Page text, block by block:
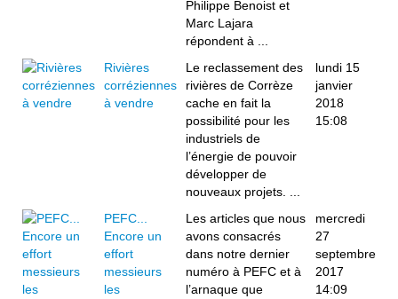
Philippe Benoist et
Marc Lajara
répondent à ...
Rivières
corréziennes
à vendre
Le reclassement des
rivières de Corrèze
cache en fait la
possibilité pour les
industriels de
l’énergie de pouvoir
développer de
nouveaux projets. ...
lundi 15
janvier
2018
15:08
PEFC...
Encore un
effort
messieurs
les
Les articles que nous
avons consacrés
dans notre dernier
numéro à PEFC et à
l’arnaque que
mercredi
27
septembre
2017
14:09